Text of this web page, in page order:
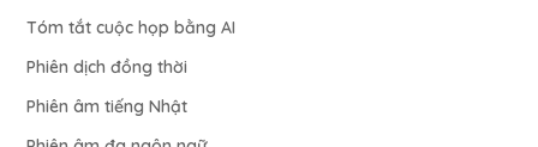
Tóm tắt cuộc họp bằng AI
Phiên dịch đồng thời
Phiên âm tiếng Nhật